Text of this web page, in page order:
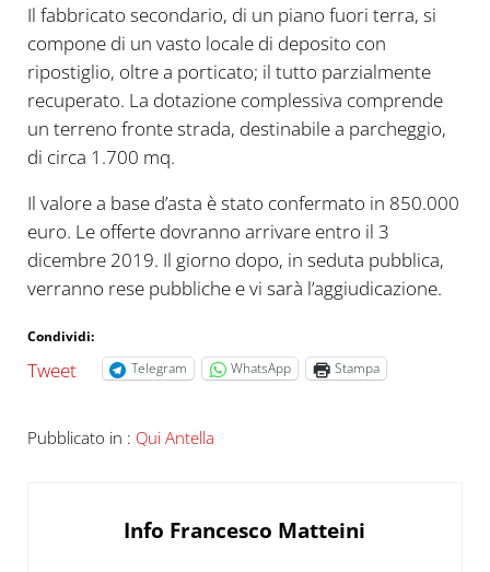
Il fabbricato secondario, di un piano fuori terra, si
compone di un vasto locale di deposito con
ripostiglio, oltre a porticato; il tutto parzialmente
recuperato. La dotazione complessiva comprende
un terreno fronte strada, destinabile a parcheggio,
di circa 1.700 mq.
Il valore a base d’asta è stato confermato in 850.000
euro. Le offerte dovranno arrivare entro il 3
dicembre 2019. Il giorno dopo, in seduta pubblica,
verranno rese pubbliche e vi sarà l’aggiudicazione.
Condividi:
Tweet Telegram WhatsApp Stampa
Pubblicato in : Qui Antella
Info Francesco Matteini